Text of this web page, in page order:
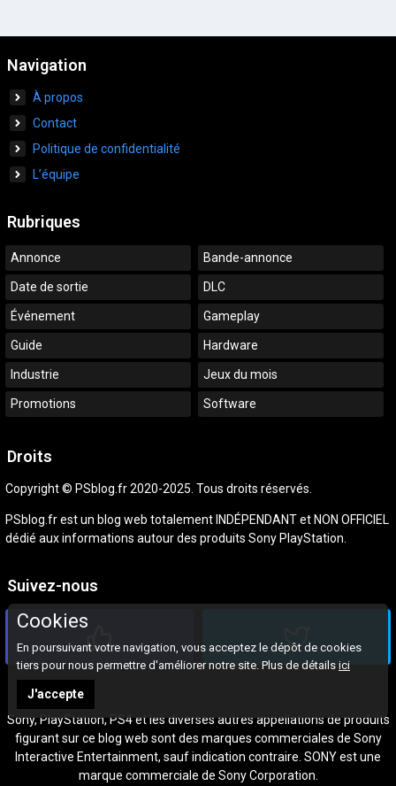
Navigation
À propos
Contact
Politique de confidentialité
L’équipe
Rubriques
Annonce Bande-annonce
Date de sortie DLC
Événement Gameplay
Guide Hardware
Industrie Jeux du mois
Promotions Software
Droits
Copyright © PSblog.fr 2020-2025. Tous droits réservés.
PSblog.fr est un blog web totalement INDÉPENDANT et NON OFFICIEL
dédié aux informations autour des produits Sony PlayStation.
Suivez-nous
Sony, PlayStation, PS4 et les diverses autres appellations de produits
figurant sur ce blog web sont des marques commerciales de Sony
Interactive Entertainment, sauf indication contraire. SONY est une
marque commerciale de Sony Corporation.
Cookies
En poursuivant votre navigation, vous acceptez le dépôt de cookies
tiers pour nous permettre d'améliorer notre site. Plus de détails ici
J'accepte